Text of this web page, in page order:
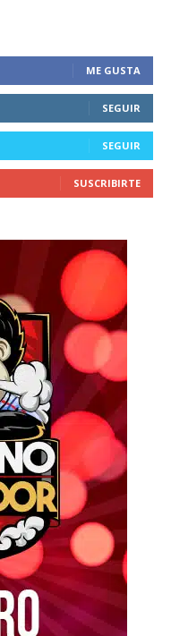
ME GUSTA
SEGUIR
SEGUIR
SUSCRIBIRTE